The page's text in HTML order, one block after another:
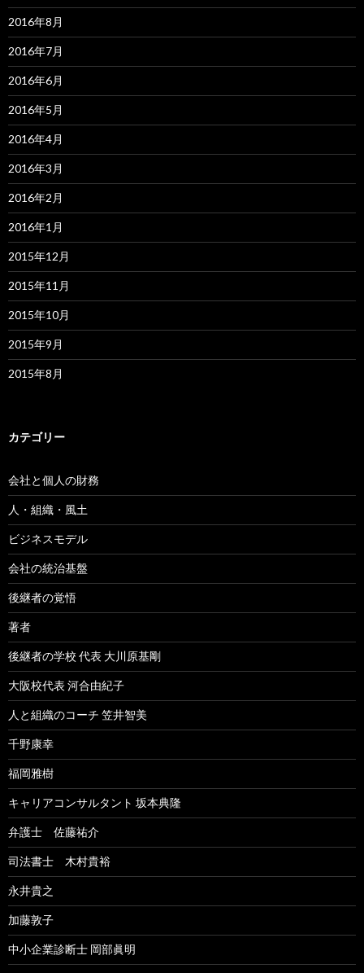
2016年8月
2016年7月
2016年6月
2016年5月
2016年4月
2016年3月
2016年2月
2016年1月
2015年12月
2015年11月
2015年10月
2015年9月
2015年8月
カテゴリー
会社と個人の財務
人・組織・風土
ビジネスモデル
会社の統治基盤
後継者の覚悟
著者
後継者の学校 代表 大川原基剛
大阪校代表 河合由紀子
人と組織のコーチ 笠井智美
千野康幸
福岡雅樹
キャリアコンサルタント 坂本典隆
弁護士 佐藤祐介
司法書士 木村貴裕
永井貴之
加藤敦子
中小企業診断士 岡部眞明